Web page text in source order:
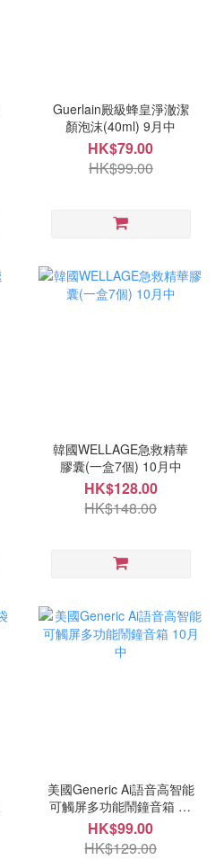
Guerlain殿級蜂皇淨澈潔
顏泡沫(40ml) 9月中
HK$79.00
HK$99.00
韓國WELLAGE急救精華
膠囊(一盒7個) 10月中
HK$128.00
HK$148.00
美國Generic Ai語音高智能
可觸屏多功能鬧鐘音箱 10
月中
HK$99.00
HK$129.00